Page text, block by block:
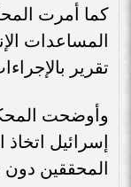
كما أمرت
المساعدات
تقرير
وأوضحت
إسرائيل
المحققين